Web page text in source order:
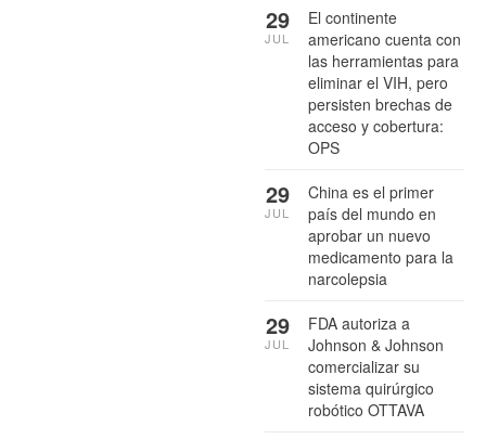
El continente
americano cuenta con
las herramientas para
eliminar el VIH, pero
persisten brechas de
acceso y cobertura:
OPS
29
JUL
China es el primer
país del mundo en
aprobar un nuevo
medicamento para la
narcolepsia
29
JUL
FDA autoriza a
Johnson & Johnson
comercializar su
sistema quirúrgico
robótico OTTAVA
29
JUL